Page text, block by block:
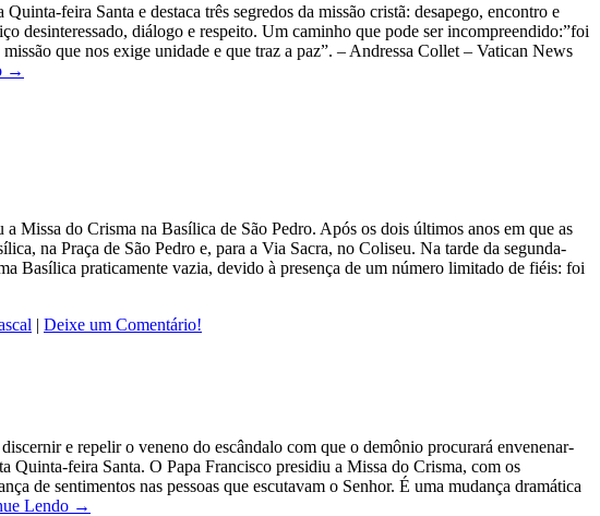
feira Santa e destaca três segredos da missão cristã: desapego, encontro e
desinteressado, diálogo e respeito. Um caminho que pode ser incompreendido:”foi
que nos exige unidade e que traz a paz”. – Andressa Collet – Vatican News
→
Missa do Crisma na Basílica de São Pedro. Após os dois últimos anos em que as
na Praça de São Pedro e, para a Via Sacra, no Coliseu. Na tarde da segunda-
Basílica praticamente vazia, devido à presença de um número limitado de fiéis: foi
| Deixe um Comentário!
e repelir o veneno do escândalo com que o demônio procurará envenenar-
Quinta-feira Santa. O Papa Francisco presidiu a Missa do Crisma, com os
de sentimentos nas pessoas que escutavam o Senhor. É uma mudança dramática
Lendo →